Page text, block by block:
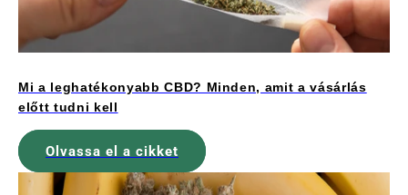
Mi a leghatékonyabb CBD? Minden, amit a vásárlás
előtt tudni kell
Olvassa el a cikket